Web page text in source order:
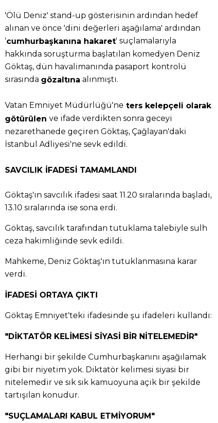
'Ölü Deniz' stand-up gösterisinin ardından hedef
alınan ve önce 'dini değerleri aşağılama' ardından
'cumhurbaşkanına hakaret' suçlamalarıyla
hakkında soruşturma başlatılan komedyen Deniz
Göktaş, dün havalimanında pasaport kontrolü
sırasında gözaltına alınmıştı.
Vatan Emniyet Müdürlüğü'ne ters kelepçeli olarak
götürülen ve ifade verdikten sonra geceyi
nezarethanede geçiren Göktaş, Çağlayan'daki
İstanbul Adliyesi'ne sevk edildi.
SAVCILIK İFADESİ TAMAMLANDI
Göktaş'ın savcılık ifadesi saat 11.20 sıralarında başladı,
13.10 sıralarında ise sona erdi.
Göktaş, savcılık tarafından tutuklama talebiyle sulh
ceza hakimliğinde sevk edildi.
Mahkeme, Deniz Göktaş'ın tutuklanmasına karar
verdi.
İFADESİ ORTAYA ÇIKTI
Göktaş Emniyet'teki ifadesinde şu ifadeleri kullandı:
"DİKTATÖR KELİMESİ SİYASİ BİR NİTELEMEDİR"
Herhangi bir şekilde Cumhurbaşkanını aşağılamak
gibi bir niyetim yok. Diktatör kelimesi siyasi bir
nitelemedir ve sık sık kamuoyuna açık bir şekilde
tartışılan konudur.
"SUÇLAMALARI KABUL ETMİYORUM"